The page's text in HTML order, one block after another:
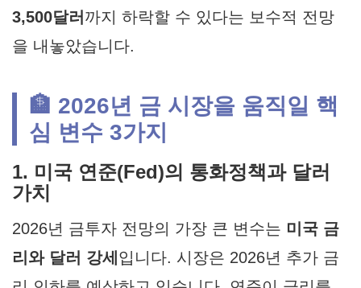
3,500달러 까지 하락할 수 있다는 보수적 전망
을 내놓았습니다.
🏦 2026년 금 시장을 움직일 핵
심 변수 3가지
1. 미국 연준(Fed)의 통화정책과 달러
가치
2026년 금투자 전망의 가장 큰 변수는 미국 금
리와 달러 강세 입니다. 시장은 2026년 추가 금